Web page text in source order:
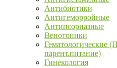
Антибиотики
Антигеморройные
Антипсориазные
Венотоники
Гематологические
парент.питание)
Гинекология